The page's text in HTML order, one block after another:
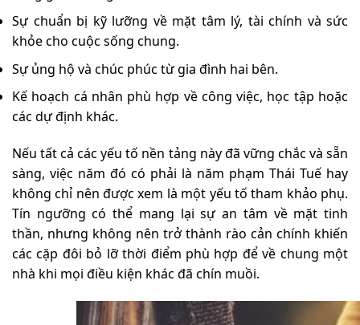
Sự chuẩn bị kỹ lưỡng về mặt tâm lý, tài chính và sức
khỏe cho cuộc sống chung.
Sự ủng hộ và chúc phúc từ gia đình hai bên.
Kế hoạch cá nhân phù hợp về công việc, học tập hoặc
các dự định khác.
Nếu tất cả các yếu tố nền tảng này đã vững chắc và sẵn
sàng, việc năm đó có phải là năm phạm Thái Tuế hay
không chỉ nên được xem là một yếu tố tham khảo phụ.
Tín ngưỡng có thể mang lại sự an tâm về mặt tinh
thần, nhưng không nên trở thành rào cản chính khiến
các cặp đôi bỏ lỡ thời điểm phù hợp để về chung một
nhà khi mọi điều kiện khác đã chín muồi.